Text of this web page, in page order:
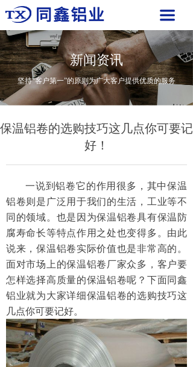
끀
新闻资讯
坚持“客户第一”的原则为广大客户提供优质的服务
保温铝卷的选购技巧这几点你可要记
好！
一说到铝卷它的作用很多，其中保温
铝卷则是广泛用于我们的生活，工业等不
同的领域。也是因为保温铝卷具有保温防
腐寿命长等特点作用之处也变得多。由此
说来，保温铝卷实际价值也是非常高的。
面对市场上的保温铝卷厂家众多，客户要
怎样选择高质量的保温铝卷呢？下面同鑫
铝业就为大家详细保温铝卷的选购技巧这
几点你可要记好。